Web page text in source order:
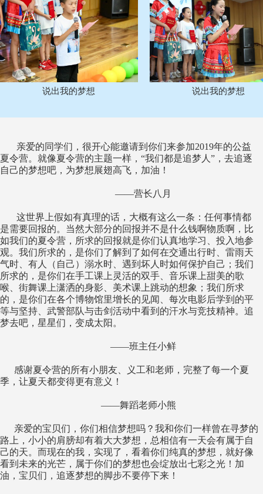
说出我的梦想 说出我的梦想
亲爱的同学们，很开心能邀请到你们来参加2019年的公益
夏令营。就像夏令营的主题一样，“我们都是追梦人”，去追逐
自己的梦想吧，为梦想展翅高飞，加油！
——营长八月
这世界上假如有真理的话，大概有这么一条：任何事情都
是需要回报的。当然大部分的回报并不是什么钱啊物质啊，比
如我们的夏令营，所求的回报就是你们认真地学习、投入地参
观。我们所求的，是你们了解到了如何在交通出行时、雷雨天
气时、有人（自己）溺水时、遇到坏人时如何保护自己；我们
所求的，是你们在手工课上灵活的双手、音乐课上甜美的歌
喉、街舞课上潇洒的身影、美术课上跳动的想象；我们所求
的，是你们在各个博物馆里增长的见闻、每次电影后学到的平
等与坚持、武警部队与击剑活动中看到的汗水与竞技精神。追
梦去吧，星星们，变成太阳。
——班主任小鲜
感谢夏令营的所有小朋友、义工和老师，完整了每一个夏
季，让夏天都变得更有意义！
——舞蹈老师小熊
亲爱的宝贝们，你们相信梦想吗？我和你们一样曾在寻梦的
路上，小小的肩膀却有着大大梦想，总相信有一天会有属于自
己的天。而现在的我，实现了，看着你们纯真的梦想，就好像
看到未来的光芒，属于你们的梦想也会绽放出七彩之光！加
油，宝贝们，追逐梦想的脚步不要停下来！